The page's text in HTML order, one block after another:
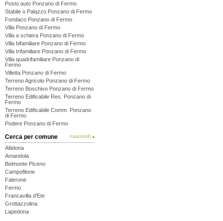
Posto auto Ponzano di Fermo
Stabile o Palazzo Ponzano di Fermo
Fondaco Ponzano di Fermo
Villa Ponzano di Fermo
Villa a schiera Ponzano di Fermo
Villa bifamiliare Ponzano di Fermo
Villa trifamiliare Ponzano di Fermo
Villa quadrifamiliare Ponzano di
Fermo
Villetta Ponzano di Fermo
Terreno Agricolo Ponzano di Fermo
Terreno Boschivo Ponzano di Fermo
Terreno Edificabile Res. Ponzano di
Fermo
Terreno Edificabile Comm. Ponzano
di Fermo
Podere Ponzano di Fermo
Cerca per comune nascondi ▴
Altidona
Amandola
Belmonte Piceno
Campofilone
Falerone
Fermo
Francavilla d'Ete
Grottazzolina
Lapedona